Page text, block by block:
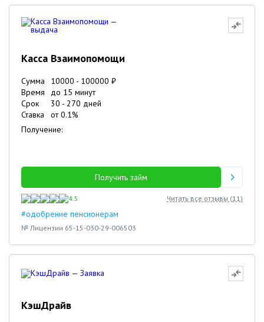
Касса Взаимопомощи
Сумма 10000 - 100000 ₽
Время
до 15 минут
Срок
30 - 270 дней
Ставка
от0.1%
Получение:
Получить займ
4.5 Читать все отзывы (11)
#одобрение пенсионерам
№ Лицензии 65-15-030-29-006503
КэшДрайв